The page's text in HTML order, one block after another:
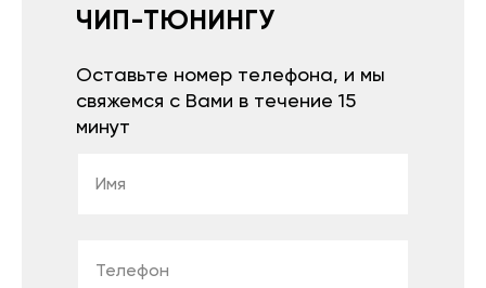
ЧИП-ТЮНИНГУ
Оставьте номер телефона, и мы
свяжемся с Вами в течение 15
минут